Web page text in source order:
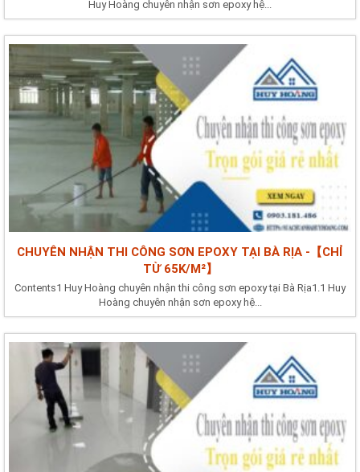
Huy Hoàng chuyên nhận sơn epoxy hệ...
CHUYÊN NHẬN THI CÔNG SƠN EPOXY TẠI BÀ RỊA -【CHỈ
TỪ 65K/M²】
Contents1 Huy Hoàng chuyên nhận thi công sơn epoxy tại Bà Rịa1.1 Huy
Hoàng chuyên nhận sơn epoxy hệ...